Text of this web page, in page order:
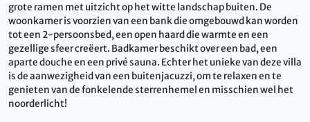
grote ramen met uitzicht op het witte landschap buiten. De
woonkamer is voorzien van een bank die omgebouwd kan worden
tot een 2-persoonsbed, een open haard die warmte en een
gezellige sfeer creëert. Badkamer beschikt over een bad, een
aparte douche en een privé sauna. Echter het unieke van deze villa
is de aanwezigheid van een buitenjacuzzi, om te relaxen en te
genieten van de fonkelende sterrenhemel en misschien wel het
noorderlicht!